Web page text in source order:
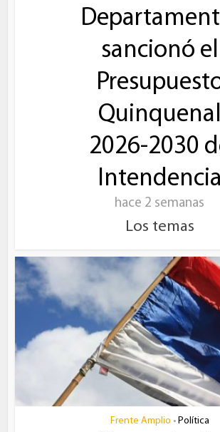
sancionó el
Quinquenal
2026-2030
Intendencia
hace 2 semanas
Los temas
Frente Amplio • Política